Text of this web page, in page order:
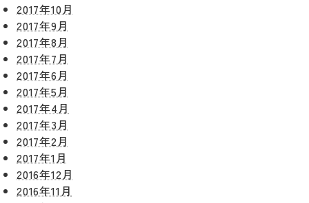
2017年10月
2017年9月
2017年8月
2017年7月
2017年6月
2017年5月
2017年4月
2017年3月
2017年2月
2017年1月
2016年12月
2016年11月